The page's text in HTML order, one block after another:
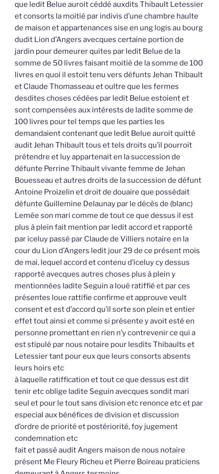
que ledit Belue auroit céddé auxdits Thibault Letessier
et consorts la moitié par indivis d’une chambre haulte
de maison et appartenances sise en ung logis au bourg
dudit Lion d’Angers avecques certaine portion de
jardin pour demeurer quites par ledit Belue de la
somme de 50 livres faisant moitié de la somme de 100
livres en quoi il estoit tenu vers défunts Jehan Thibault
et Claude Thomasseau et oultre que les fermes
desdites choses cédées par ledit Belue estoient et
sont compensées aux intérests de ladite somme de
100 livres pour tel temps que les parties les
demandaient contenant que ledit Belue auroit quitté
audit Jehan Thibault tous et tels droits qu’il pourroit
prétendre et luy appartenait en la succession de
défunte Perrine Thibault vivante femme de Jehan
Bouesseau et autres droits de la succession de défunt
Antoine Proizelin et droit de douaire que possédait
défunte Guillemine Delaunay par le décès de (blanc)
Lemée son mari comme de tout ce que dessus il est
plus à plein fait mention par ledit accord et rapporté
par iceluy passé par Claude de Villiers notaire en la
cour du Lion d’Angers ledit jour 29 de ce présent mois
de mai, lequel accord et contenu d’iceluy cy dessus
rapporté avecques autres choses plus à plein y
mentionnées ladite Seguin a loué ratiffié et par ces
présentes loue rattifie confirme et approuve veult
consent et est d’accord qu’il sorte son plein et entier
effet tout ainsi et comme si présente y avoit esté en
personne promettant en rien n’y contrevenir ce qui a
est stipulé par nous notaire pour lesdits Thibaults et
Letessier tant pour eux que leurs consorts absents
leurs hoirs etc
à laquelle ratiffication et tout ce que dessus est dit
tenir etc oblige ladite Seguin avecques sondit mari
seul et pour le tout sans division etc renonce etc et par
especial aux bénéfices de division et discussion
d’ordre de priorité et postériorité, foy jugement
condemnation etc
fait et passé audit Angers maison de nous notaire
présent Me Fleury Richeu et Pierre Boireau praticiens